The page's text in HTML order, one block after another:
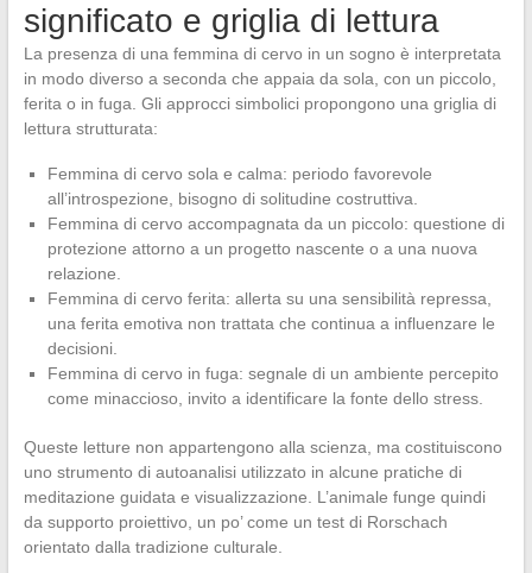
significato e griglia di lettura
La presenza di una femmina di cervo in un sogno è interpretata
in modo diverso a seconda che appaia da sola, con un piccolo,
ferita o in fuga. Gli approcci simbolici propongono una griglia di
lettura strutturata:
Femmina di cervo sola e calma: periodo favorevole
all’introspezione, bisogno di solitudine costruttiva.
Femmina di cervo accompagnata da un piccolo: questione di
protezione attorno a un progetto nascente o a una nuova
relazione.
Femmina di cervo ferita: allerta su una sensibilità repressa,
una ferita emotiva non trattata che continua a influenzare le
decisioni.
Femmina di cervo in fuga: segnale di un ambiente percepito
come minaccioso, invito a identificare la fonte dello stress.
Queste letture non appartengono alla scienza, ma costituiscono
uno strumento di autoanalisi utilizzato in alcune pratiche di
meditazione guidata e visualizzazione. L’animale funge quindi
da supporto proiettivo, un po’ come un test di Rorschach
orientato dalla tradizione culturale.